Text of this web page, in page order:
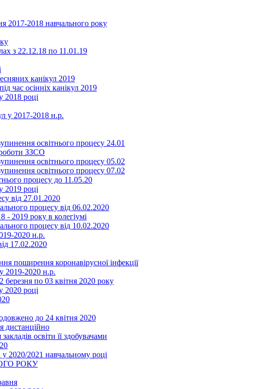
2017-2018 навчального року
з 22.12.18 по 11.01.19
канікул 2019
час осінніх канікул 2019
2018 році
у 2017-2018 н.р.
освітнього процесу 24.01
ЗЗСО
освітнього процесу 05.02
освітнього процесу 07.02
процесу до 11.05.20
2019 році
від 27.01.2020
процесу від 06.02.2020
- 2019 року в колегіумі
процесу від 10.02.2020
2020 н.р.
17.02.2020
поширення коронавірусної інфекції
2019-2020 н.р.
березня по 03 квітня 2020 року
2020 році
до 24 квітня 2020
дистанційно
освіти її здобувачами
2020/2021 навчальному році
РОКУ